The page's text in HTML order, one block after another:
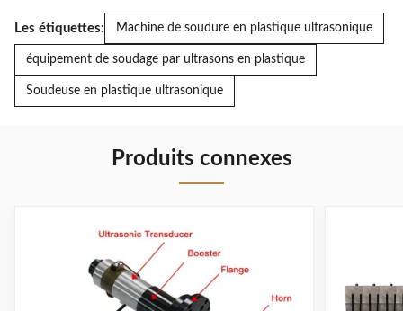
Les étiquettes: Machine de soudure en plastique ultrasonique
équipement de soudage par ultrasons en plastique
Soudeuse en plastique ultrasonique
Produits connexes